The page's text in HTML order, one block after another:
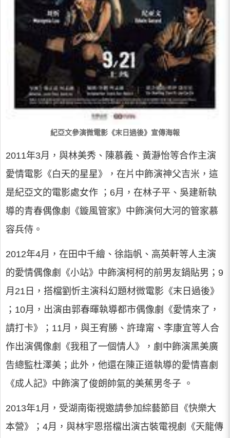
紀亞文參演微電影《末日過後》宣傳海報
2011年3月，與林美秀、陳慕義、黃瀞怡等合作主演
愛情電影《白天的星星》，在片中飾演神父吉米，這
是紀亞文的電影處女作 ；6月，在林子平、吳建新執
導的青春偶像劇《鏇風管家》中飾演何大河的管家慕
容兵侍。
2012年4月，在田中千繪、徐詣帆、高英軒等人主演
的愛情偶像劇《小站》中飾演柯柯的前男友鍋貼男；9
月21日，搭檔劉忻主演科幻題材微電影《末日過後》
；10月，出演由郭春暉執導都市偶像劇《愛情來了，
請打卡》；11月，與王宥勝、許瑋甯、李康宜等人合
作出演偶像劇《我租了一個情人》，劇中飾演黑美廣
告總監杜澤美；此外，他還在陳正道執導的愛情喜劇
《成人記》中飾演了俊朗帥氣的美蕉男冬子 。
2013年1月，受湖南衛視邀請參加綜藝節目《快樂大
本營》；4月，與林宇恩搭檔出演古裝電視劇《天龍傳